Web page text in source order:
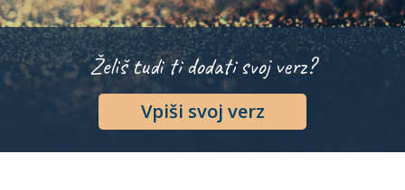
Želiš tudi ti dodati svoj verz?
Vpiši svoj verz